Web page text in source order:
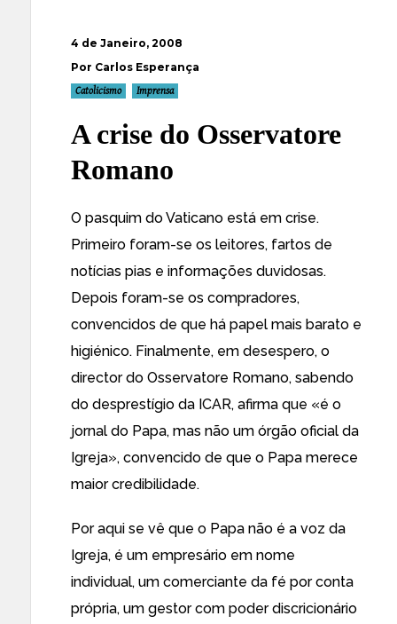
4 de Janeiro, 2008
Por Carlos Esperança
Catolicismo Imprensa
A crise do Osservatore
Romano
O pasquim do Vaticano está em crise.
Primeiro foram-se os leitores, fartos de
notícias pias e informações duvidosas.
Depois foram-se os compradores,
convencidos de que há papel mais barato e
higiénico. Finalmente, em desespero, o
director do Osservatore Romano, sabendo
do desprestígio da ICAR, afirma que «é o
jornal do Papa, mas não um órgão oficial da
Igreja», convencido de que o Papa merece
maior credibilidade.
Por aqui se vê que o Papa não é a voz da
Igreja, é um empresário em nome
individual, um comerciante da fé por conta
própria, um gestor com poder discricionário